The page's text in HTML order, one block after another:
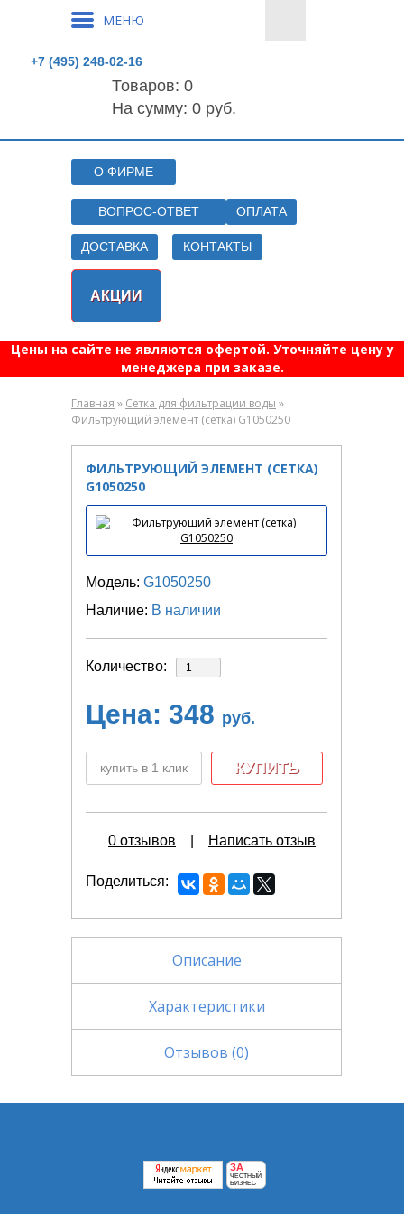
МЕНЮ
+7 (495) 248-02-16
Товаров: 0
На сумму: 0 руб.
О ФИРМЕ
ВОПРОС-ОТВЕТ ОПЛАТА
ДОСТАВКА КОНТАКТЫ
АКЦИИ
Цены на сайте не являются офертой. Уточняйте цену у
менеджера при заказе.
Главная » Сетка для фильтрации воды »
Фильтрующий элемент (сетка) G1050250
ФИЛЬТРУЮЩИЙ ЭЛЕМЕНТ (СЕТКА)
G1050250
Модель: G1050250
Наличие: В наличии
Количество:
Цена: 348 руб.
купить в 1 клик
0 отзывов Написать отзыв
Поделиться
Описание
Характеристики
Отзывов (0)
ЗА
ЧЕСТНЫЙ
БИЗНЕС